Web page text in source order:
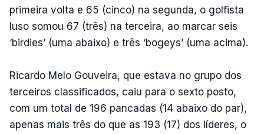
primeira volta e 65 (cinco) na segunda, o golfista
luso somou 67 (três) na terceira, ao marcar seis
‘birdies’ (uma abaixo) e três ‘bogeys’ (uma acima).
Ricardo Melo Gouveira, que estava no grupo dos
terceiros classificados, caiu para o sexto posto,
com um total de 196 pancadas (14 abaixo do par),
apenas mais três do que as 193 (17) dos líderes, o